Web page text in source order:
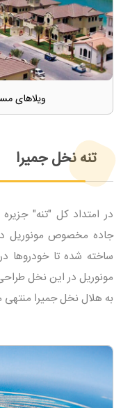
ویلاهای
تنه نخل جمیرا
در امتداد کل "تنه"
جاده مخصوص مونوریل
ساخته شده تا
مونوریل در این نخل
به هلال نخل جمیرا